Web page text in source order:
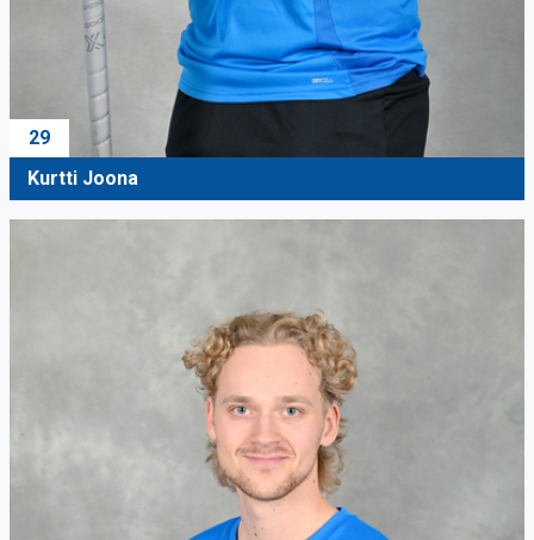
29
Kurtti Joona